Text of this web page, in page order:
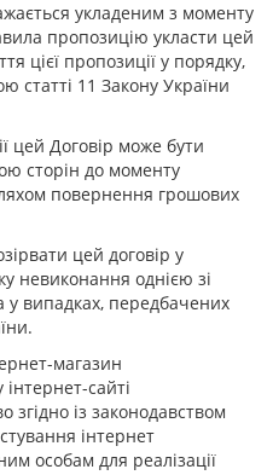
укладеним з моменту
пропозицію укласти цей
цієї пропозиції у порядку,
статті 11 Закону України
цей Договір може бути
сторін до моменту
повернення грошових
цей договір у
невиконання однією зі
у випадках, передбачених
магазин
сайті
із законодавством
інтернет
особам для реалізації